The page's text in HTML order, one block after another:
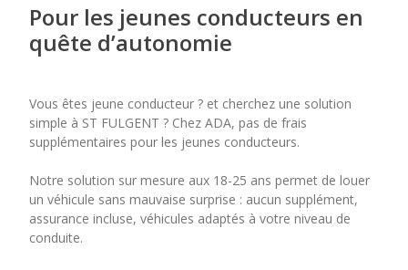
Pour les jeunes conducteurs en
quête d’autonomie
Vous êtes jeune conducteur ? et cherchez une solution
simple à ST FULGENT ? Chez ADA, pas de frais
supplémentaires pour les jeunes conducteurs.
Notre solution sur mesure aux 18-25 ans permet de louer
un véhicule sans mauvaise surprise : aucun supplément,
assurance incluse, véhicules adaptés à votre niveau de
conduite.